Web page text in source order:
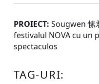
PROIECT: Sougwen 愫
festivalul NOVA cu un
spectaculos
TAG-URI: